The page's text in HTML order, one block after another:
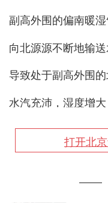
副高外围的偏南暖
向北源源不断地输
导致处于副高外围
水汽充沛，湿度增大
才出现了“桑拿天”
打开北